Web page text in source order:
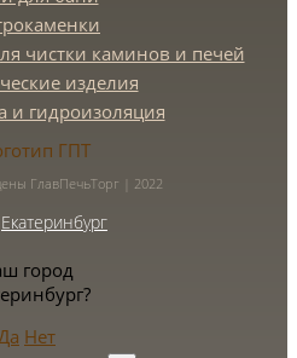
чистки каминов и печей
изделия
и гидроизоляция
ГлавПечьТорг | 2022
Екатеринбург
город
Нет